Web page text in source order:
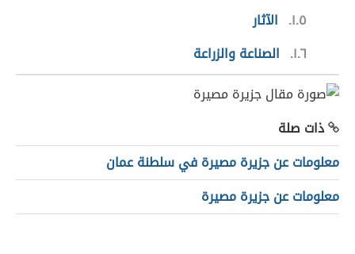
١.٥
الآثار
١.٦
الصناعة والزراعة
ذات صلة
معلومات عن جزيرة مصيرة في سلطنة عمان
معلومات عن جزيرة مصيرة